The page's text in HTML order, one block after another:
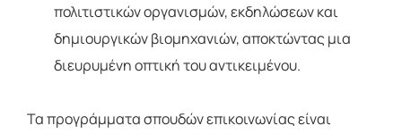
πολιτιστικών οργανισμών, εκδηλώσεων και
δημιουργικών βιομηχανιών, αποκτώντας μια
διευρυμένη οπτική του αντικειμένου.
Τα προγράμματα σπουδών επικοινωνίας είναι